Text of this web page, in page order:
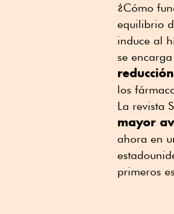
¿Cómo
equilibrio
induce al
se
los
La revista
mayor
ahora en
primeros